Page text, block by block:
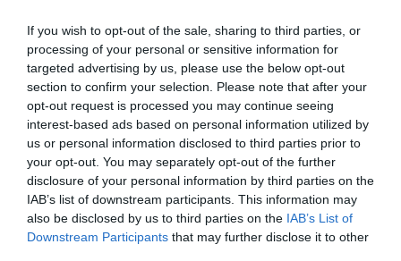
If you wish to opt-out of the sale, sharing to third parties, or
processing of your personal or sensitive information for
targeted advertising by us, please use the below opt-out
section to confirm your selection. Please note that after your
opt-out request is processed you may continue seeing
interest-based ads based on personal information utilized by
us or personal information disclosed to third parties prior to
your opt-out. You may separately opt-out of the further
disclosure of your personal information by third parties on the
IAB’s list of downstream participants. This information may
also be disclosed by us to third parties on the IAB’s List of
Downstream Participants that may further disclose it to other